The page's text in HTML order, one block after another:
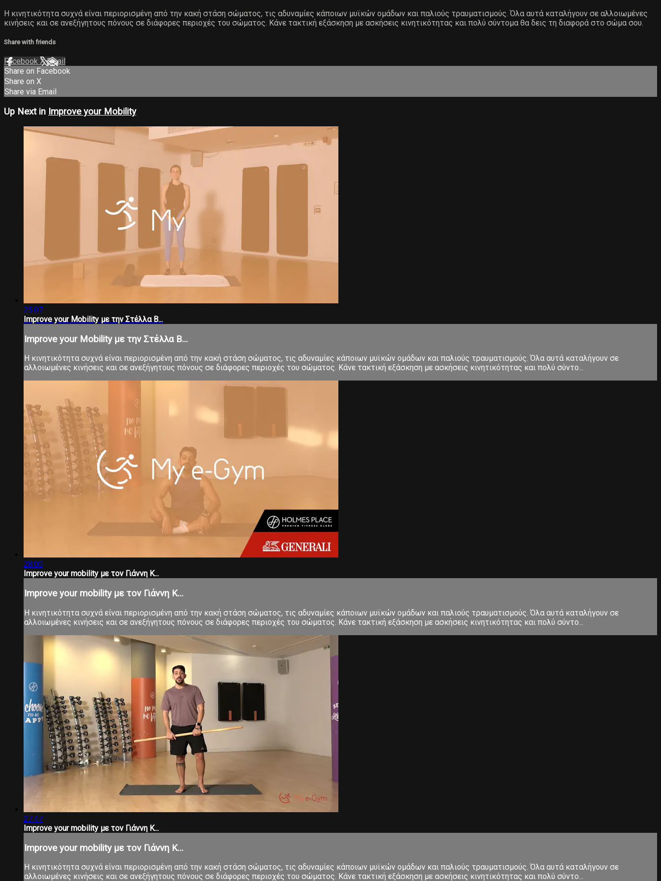
Η κινητικότητα συχνά είναι περιορισμένη από την κακή στάση σώματος, τις αδυναμίες κάποιων μυϊκών ομάδων και παλιούς τραυματισμούς. Όλα αυτά καταλήγουν σε αλλοιωμένες
κινήσεις και σε ανεξήγητους πόνους σε διάφορες περιοχές του σώματος. Κάνε τακτική εξάσκηση με ασκήσεις κινητικότητας και πολύ σύντομα θα δεις τη διαφορά στο σώμα σου.
Share with friends
Facebook XEmail
Share on Facebook
Share on X
Share via Email
Up Next in Improve your Mobility
25:07
Improve your Mobility με την Στέλλα Β...
Improve your Mobility με την Στέλλα Β...
Η κινητικότητα συχνά είναι περιορισμένη από την κακή στάση σώματος, τις αδυναμίες κάποιων μυϊκών ομάδων και παλιούς τραυματισμούς. Όλα αυτά καταλήγουν σε
αλλοιωμένες κινήσεις και σε ανεξήγητους πόνους σε διάφορες περιοχές του σώματος. Κάνε τακτική εξάσκηση με ασκήσεις κινητικότητας και πολύ σύντο...
28:00
Improve your mobility με τον Γιάννη Κ...
Improve your mobility με τον Γιάννη Κ...
Η κινητικότητα συχνά είναι περιορισμένη από την κακή στάση σώματος, τις αδυναμίες κάποιων μυϊκών ομάδων και παλιούς τραυματισμούς. Όλα αυτά καταλήγουν σε
αλλοιωμένες κινήσεις και σε ανεξήγητους πόνους σε διάφορες περιοχές του σώματος. Κάνε τακτική εξάσκηση με ασκήσεις κινητικότητας και πολύ σύντο...
27:47
Improve your mobility με τον Γιάννη Κ...
Improve your mobility με τον Γιάννη Κ...
Η κινητικότητα συχνά είναι περιορισμένη από την κακή στάση σώματος, τις αδυναμίες κάποιων μυϊκών ομάδων και παλιούς τραυματισμούς. Όλα αυτά καταλήγουν σε
αλλοιωμένες κινήσεις και σε ανεξήγητους πόνους σε διάφορες περιοχές του σώματος. Κάνε τακτική εξάσκηση με ασκήσεις κινητικότητας και πολύ σύντο...